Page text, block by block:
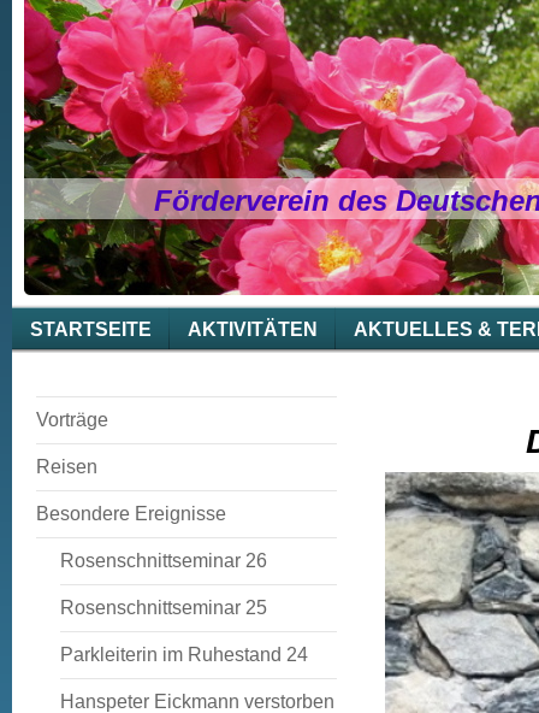
Förderverein des
STARTSEITE AKTIVITÄTEN AKTUELLES &
Vorträge
Reisen
Besondere Ereignisse
Rosenschnittseminar 26
Rosenschnittseminar 25
Parkleiterin im Ruhestand 24
Hanspeter Eickmann verstorben